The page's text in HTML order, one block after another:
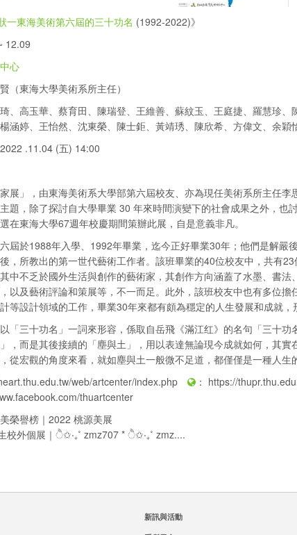
一東海美術第六屆的三十功名 (1992-2022)》
12.09
心
（東海大學美術系所主任）
、高玉華、蔡育田、陳瑞登、王維善、蘇紋玉、王庭捷、羅慧珍
涵婷、王怡然、沈東榮、陳士鉅、黃靖琇、陳欣希、方偉文、余穎
2022 .11.04 (五) 14:00
展」，由東海美術系大學部第六屆校友、亦為現任美術系所主任
題，除了探討自大學畢業 30 年來時間演變下的社會成果之外，也
在東海大學67週年校慶期間策辦此展，自是意義非凡。
屆於1988年入學、1992年畢業，迄今正好畢業30年；他們是解嚴
，所教出的第一世代藝術工作者。該班畢業的40位校友中，共有
中不乏於國外生活與創作的藝術家，其創作方向涵蓋了水墨、書
以及藝術評論和策展等，不一而足。此外，該班校友中也有多位
等設計領域的工作，畢業30年來都有頗為穩定的人生發展和成就，
「三十功名」一詞來形容，係取自岳飛《滿江红》的名句「三十
，而是其後接續的「塵與土」，用以表達無論現今成就如何，其
從宏觀的角度來看，就如塵與土一般微不足道，都僅僅是一種人生
web/artcenter/index.php ： https://
thuartcenter
榮譽榜｜2022 桃源美展
校外個展｜ੈ✩‧₊˚ zmz707 * ੈ✩‧₊˚ zmz....
新訊與活動